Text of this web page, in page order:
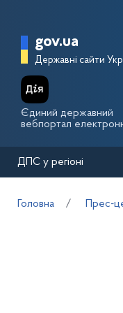
Головна
gov.ua
Державні сайти
Єдиний державний
вебпортал
ДПС у регіоні
Головна Прес-